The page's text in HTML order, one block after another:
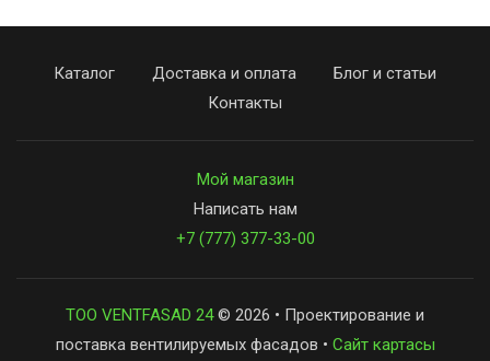
Каталог Доставка и оплата
Блог и статьи
Контакты
Мой магазин
Написать нам
+7 (777) 377-33-00
ТОО VENTFASAD 24© 2026 • Проектирование и
поставка вентилируемых фасадов • Сайт картасы